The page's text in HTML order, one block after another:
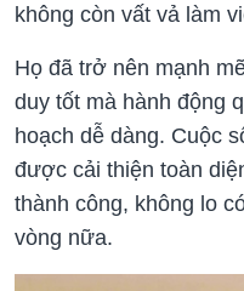
không còn vất vả làm
Họ đã trở nên mạnh
duy tốt mà hành động
hoạch dễ dàng. Cuộc
được cải thiện toàn
thành công, không lo
vòng nữa.